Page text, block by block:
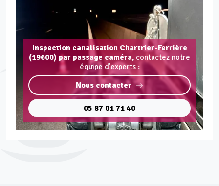
Inspection canalisation Chartrier-Ferrière
(19600) par passage caméra, contactez notre
équipe d'experts :
Nous contacter
05 87 01 71 40